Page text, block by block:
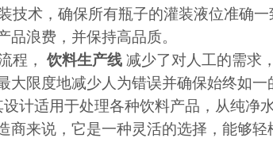
技术，确保所有瓶子的灌装液位准确
浪费，并保持高品质。
程， 饮料生产线减少了对人工的需求
限度地减少人为错误并确保始终如一
计适用于处理各种饮料产品，从纯净
商来说，它是一种灵活的选择，能够轻